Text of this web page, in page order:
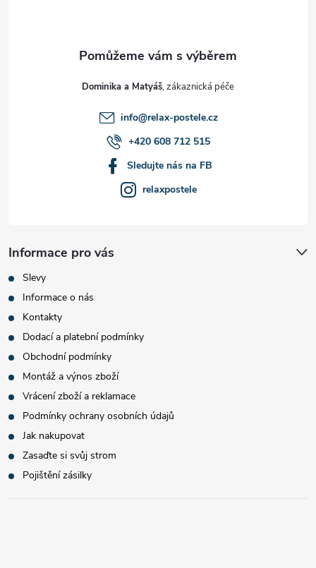
Dominika a Matyáš
info@relax-postele.cz
+420 608 712 515
Sledujte nás na FB
relaxpostele
Informace pro vás
Slevy
Informace o nás
Kontakty
Dodací a platební podmínky
Obchodní podmínky
Montáž a výnos zboží
Vrácení zboží a reklamace
Podmínky ochrany osobních údajů
Jak nakupovat
Zasaďte si svůj strom
Pojištění zásilky